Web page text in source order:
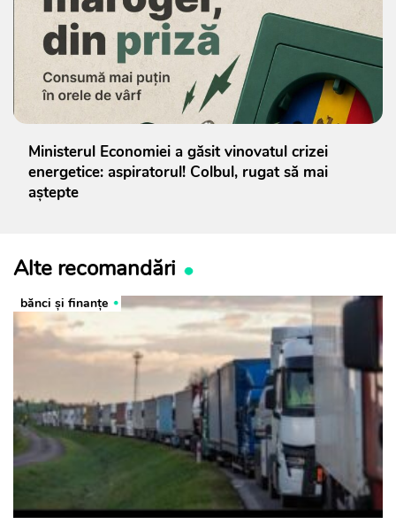
Ministerul Economiei a găsit vinovatul crizei
energetice: aspiratorul! Colbul, rugat să mai
aștepte
Alte recomandări
bănci şi finanţe